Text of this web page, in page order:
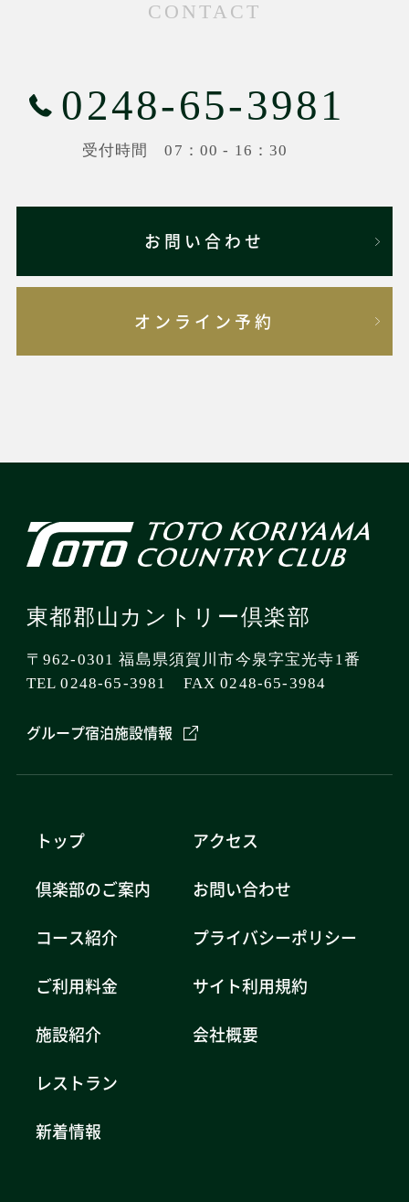
CONTACT
0248-65-3981
受付時間 07：00 - 16：30
お問い合わせ
オンライン予約
東都郡山カントリー倶楽部
〒962-0301 福島県須賀川市今泉字宝光寺1番
TEL 0248-65-3981 FAX 0248-65-3984
グループ宿泊施設情報
トップ
アクセス
倶楽部のご案内
お問い合わせ
コース紹介
プライバシーポリシー
ご利用料金
サイト利用規約
施設紹介
会社概要
レストラン
新着情報